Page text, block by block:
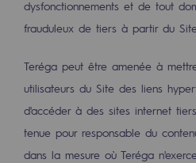
Raccordement au
Stockage de
Savoir-faire
Projet type
dysfonctionnements et de tout
frauduleux de tiers à partir du
Teréga peut être amenée à
utilisateurs du Site des liens
d'accéder à des sites internet
tenue pour responsable du
dans la mesure où Teréga